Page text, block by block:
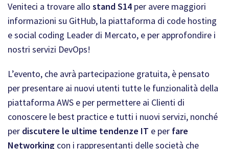
Veniteci a trovare allo stand S14 per avere maggiori
informazioni su GitHub, la piattaforma di code hosting
e social coding Leader di Mercato, e per approfondire i
nostri servizi DevOps!
L’evento, che avrà partecipazione gratuita, è pensato
per presentare ai nuovi utenti tutte le funzionalità della
piattaforma AWS e per permettere ai Clienti di
conoscere le best practice e tutti i nuovi servizi, nonché
per discutere le ultime tendenze IT e per fare
Networking con i rappresentanti delle società che